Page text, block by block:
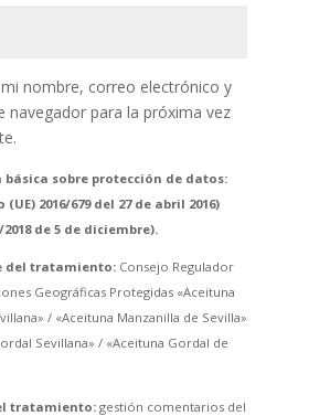
nombre, correo electrónico y
navegador para la próxima vez
sobre protección de datos:
2016/679 del 27 de abril 2016)
2018 de 5 de diciembre).
del tratamiento:Consejo Regulador
Geográficas Protegidas «Aceituna
/ «Aceituna Manzanilla de Sevilla»
Sevillana» / «Aceituna Gordal de
tratamiento:gestión comentarios del